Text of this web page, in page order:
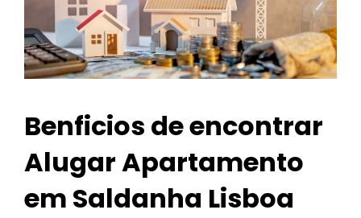
Benficios de encontrar
Alugar Apartamento
em Saldanha Lisboa